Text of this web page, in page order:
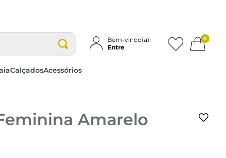
Bem-vindo(a)!
Entre
0
CalçadosAcessórios
Amarelo